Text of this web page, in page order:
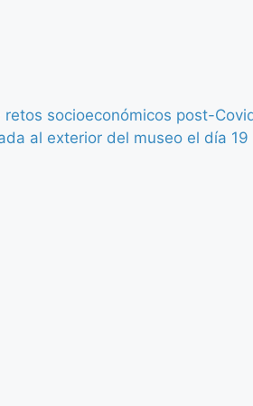
socioeconómicos post-
al exterior del museo el día 19